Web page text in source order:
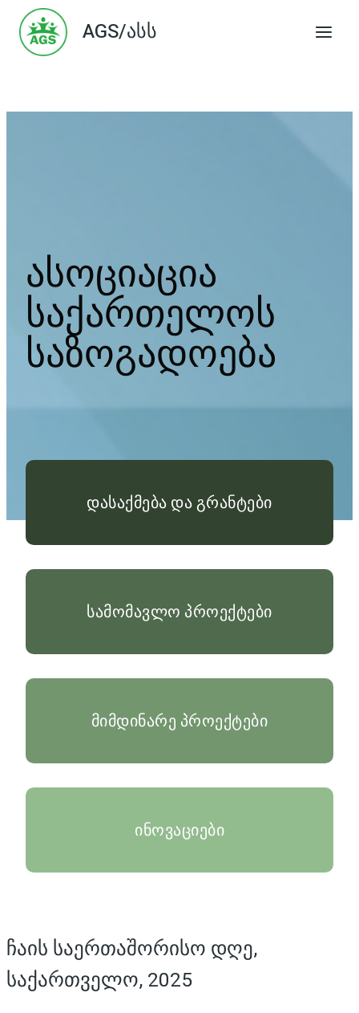
Skip
content
AGS/ასს
ასოციაცია
საქართელოს
საზოგადოება
დასაქმება და გრანტები
სამომავლო პროექტები
მიმდინარე პროექტები
ინოვაციები
ჩაის საერთაშორისო დღე,
საქართველო, 2025